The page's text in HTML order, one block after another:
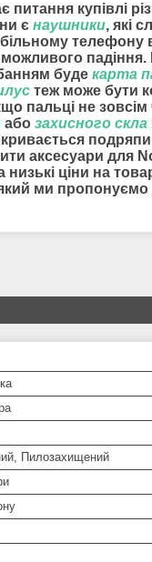
питання купівлі
є наушники, які
падіння.
буде карта
теж може бути
пальці не
або захисного скла
аксесуари для
ціни на
ми
Пилозахищений